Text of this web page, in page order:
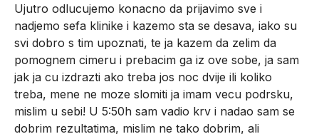
Ujutro odlucujemo konacno da prijavimo sve i
nadjemo sefa klinike i kazemo sta se desava, iako su
svi dobro s tim upoznati, te ja kazem da zelim da
pomognem cimeru i prebacim ga iz ove sobe, ja sam
jak ja cu izdrazti ako treba jos noc dvije ili koliko
treba, mene ne moze slomiti ja imam vecu podrsku,
mislim u sebi! U 5:50h sam vadio krv i nadao sam se
dobrim rezultatima, mislim ne tako dobrim, ali